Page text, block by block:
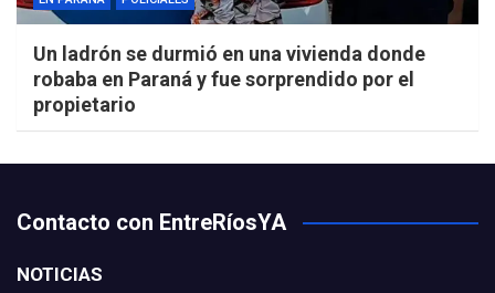
Un ladrón se durmió en una vivienda donde
robaba en Paraná y fue sorprendido por el
propietario
Contacto con EntreRíosYA
NOTICIAS